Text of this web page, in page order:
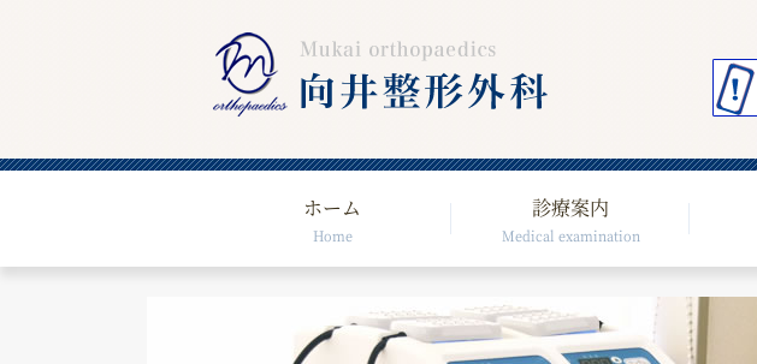
ホーム
Home
診療案内
Medical examination